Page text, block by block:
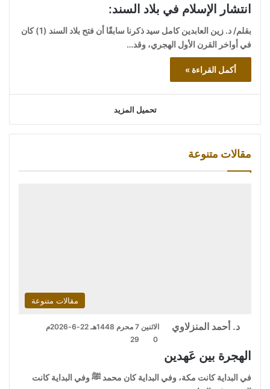
انتشار الإسلام في بلاد السند:
بقلم/ د. زين العابدين كامل سيد ذكرنا سابقًا أن فتح بلاد السند (1) كان
في أواخر القرن الأول الهجري، وقد…
أكمل القراءة »
تحميل المزيد
مقالات متنوعة
مقالات متنوعة
د. أحمد المنزلاوي
الاثنين 7 محرم 1448هـ 22-6-2026م
0
29
الهجرة بين عَهدين
في البداية كانت مكة، وفي البداية كان محمد ﷺ وفي البداية كانت